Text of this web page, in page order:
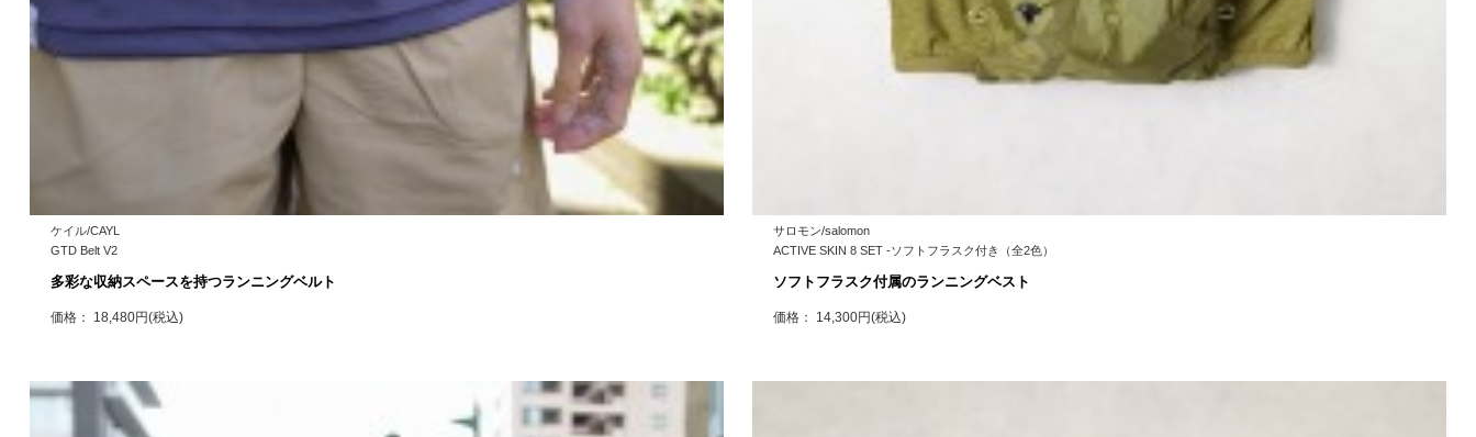
ケイル/CAYL
GTD Belt V2
多彩な収納スペースを持つランニングベルト
価格： 18,480円(税込)
サロモン/salomon
ACTIVE SKIN 8 SET -ソフトフラスク付き（全2色）
ソフトフラスク付属のランニングベスト
価格： 14,300円(税込)